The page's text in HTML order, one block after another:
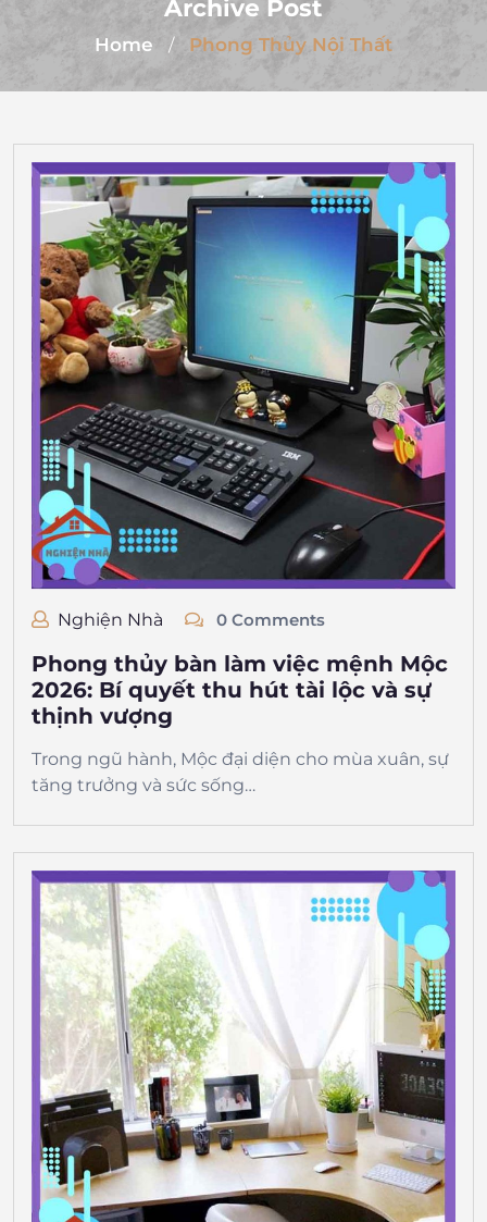
Archive Post
Home / Phong Thủy Nội Thất
Nghiện Nhà 0 Comments
Phong thủy bàn làm việc mệnh Mộc
2026: Bí quyết thu hút tài lộc và sự
thịnh vượng
Trong ngũ hành, Mộc đại diện cho mùa xuân, sự
tăng trưởng và sức sống…